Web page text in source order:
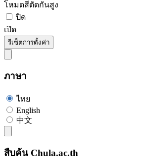
โหมดสีตัดกันสูง
ปิด
เปิด
รีเซ็ตการตั้งค่า
ภาษา
ไทย
English
中文
สืบค้น Chula.ac.th